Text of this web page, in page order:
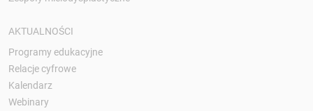
AKTUALNOŚCI
Programy edukacyjne
Relacje cyfrowe
Kalendarz
Webinary